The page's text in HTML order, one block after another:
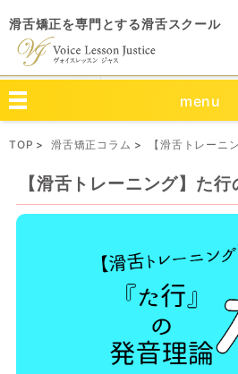
滑舌矯正を専門とする滑舌スクール
menu
TOP 滑舌矯正コラム 【滑舌トレーニ
【滑舌トレーニング】た